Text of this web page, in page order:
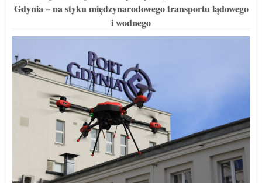
Gdynia – na styku międzynarodowego transportu lądowego
i wodnego